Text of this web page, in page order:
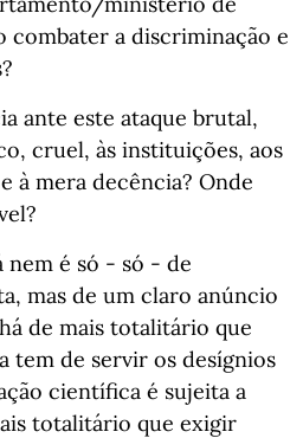
combater a discriminação e
ante este ataque brutal,
cruel, às instituições, aos
à mera decência? Onde
nem é só - só - de
mas de um claro anúncio
de mais totalitário que
tem de servir os desígnios
científica é sujeita a
totalitário que exigir